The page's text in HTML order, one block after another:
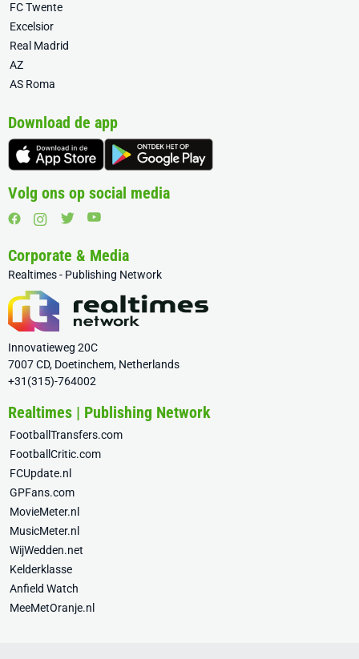
FC Twente
Excelsior
Real Madrid
AZ
AS Roma
Download de app
Volg ons op social media
Corporate & Media
Realtimes - Publishing Network
Innovatieweg 20C
7007 CD, Doetinchem, Netherlands
+31(315)-764002
Realtimes | Publishing Network
FootballTransfers.com
FootballCritic.com
FCUpdate.nl
GPFans.com
MovieMeter.nl
MusicMeter.nl
WijWedden.net
Kelderklasse
Anfield Watch
MeeMetOranje.nl